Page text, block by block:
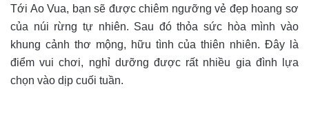
Tới Ao Vua, bạn sẽ được chiêm ngưỡng vẻ đẹp hoang sơ
của núi rừng tự nhiên. Sau đó thỏa sức hòa mình vào
khung cảnh thơ mộng, hữu tình của thiên nhiên. Đây là
điểm vui chơi, nghỉ dưỡng được rất nhiều gia đình lựa
chọn vào dịp cuối tuần.